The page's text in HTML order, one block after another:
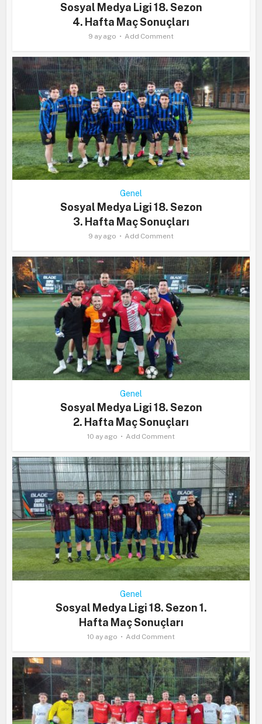
Sosyal Medya Ligi 18. Sezon
4. Hafta Maç Sonuçları
9 ay ago Add Comment
Genel
Sosyal Medya Ligi 18. Sezon
3. Hafta Maç Sonuçları
9 ay ago Add Comment
Genel
Sosyal Medya Ligi 18. Sezon
2. Hafta Maç Sonuçları
10 ay ago Add Comment
Genel
Sosyal Medya Ligi 18. Sezon 1.
Hafta Maç Sonuçları
10 ay ago Add Comment